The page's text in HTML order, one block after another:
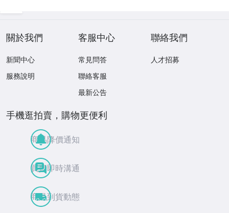
關於我們
新聞中心
服務說明
客服中心
常見問答
聯絡客服
最新公告
聯絡我們
人才招募
手機逛拍賣，購物更便利
商品降價通知
買賣即時溝通
商品到貨動態